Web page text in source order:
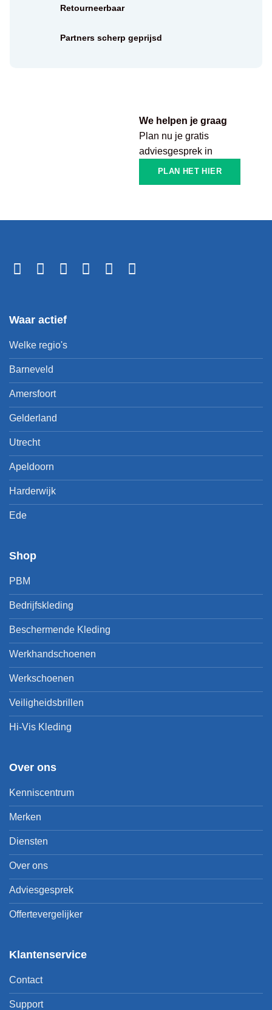
We helpen je graag
Plan nu je gratis
adviesgesprek in
PLAN HET HIER
Retourneerbaar
Partners scherp geprijsd
Waar actief
Welke regio's
Barneveld
Amersfoort
Gelderland
Utrecht
Apeldoorn
Harderwijk
Ede
Shop
PBM
Bedrijfskleding
Beschermende Kleding
Werkhandschoenen
Werkschoenen
Veiligheidsbrillen
Hi-Vis Kleding
Over ons
Kenniscentrum
Merken
Diensten
Over ons
Adviesgesprek
Offertevergelijker
Klantenservice
Contact
Support